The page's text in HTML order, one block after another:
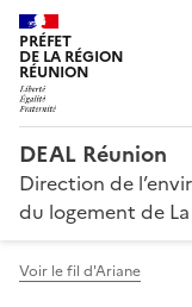
PRÉFET
DE LA RÉGION
RÉUNION
DEAL Réunion
Direction de
du logement de
Voir le fil d'Ariane